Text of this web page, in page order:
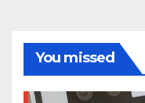
You missed